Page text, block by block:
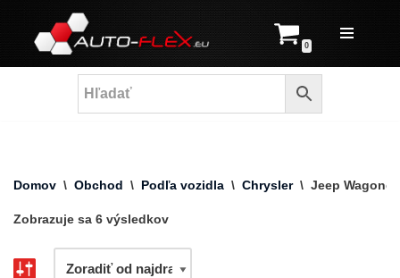
Prejsť
na
0
Domov \ Obchod \ Podľa vozidla \ Chrysler \ Jeep
Zobrazuje sa 6 výsledkov